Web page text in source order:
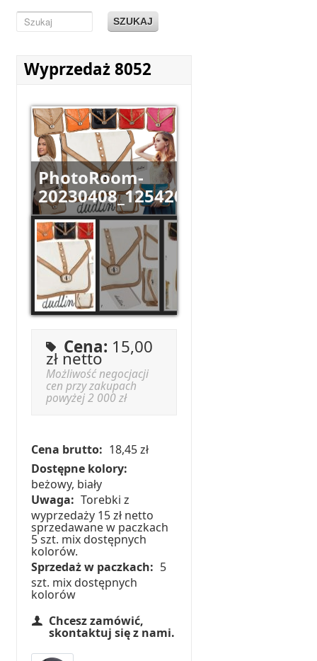
SZUKAJ
Wyprzedaż 8052
PhotoRoom-
20230408_125420
Cena: 15,00
zł netto
Możliwość negocjacji
cen przy zakupach
powyżej 2 000 zł
Cena brutto: 18,45 zł
Dostępne kolory:
beżowy, biały
Uwaga: Torebki z
wyprzedaży 15 zł netto
sprzedawane w paczkach
5 szt. mix dostępnych
kolorów.
Sprzedaż w paczkach: 5
szt. mix dostępnych
kolorów
Chcesz zamówić,
skontaktuj się z nami.